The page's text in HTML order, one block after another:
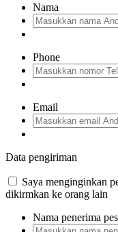
Nama
Phone
Email
Data pengiriman
Saya menginginkan
dikirmkan ke orang lain
Nama penerima